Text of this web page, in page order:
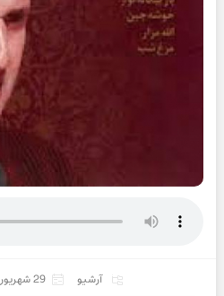
آرشیو 29 شهریور 1401